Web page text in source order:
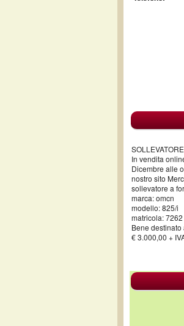
In vendita
Dicembre alle
nostro sito
sollevatore a
marca: omcn
modello: 825/i
matricola: 7262
Bene
€ 3.000,00 +